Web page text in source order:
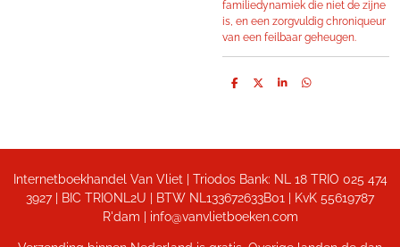
familiedynamiek die niet de zijne
is, en een zorgvuldig chroniqueur
van een feilbaar geheugen.
D
D
S
D
Internetboekhandel Van Vliet | Triodos Bank: NL 18 TRIO 025 474
3927 | BIC TRIONL2U | BTW NL133672633B01 | KvK 55619787
R'dam | info@vanvlietboeken.com